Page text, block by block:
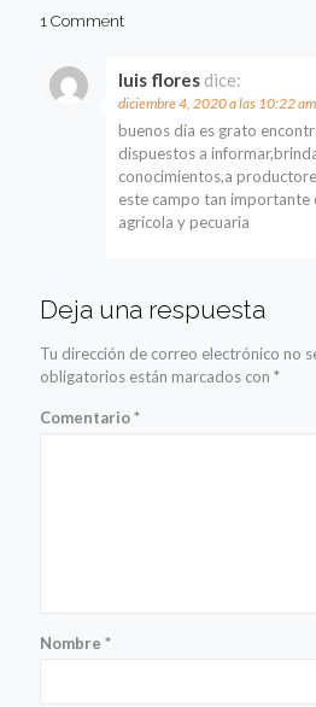
1 Comment
luis flores dice:
diciembre 4, 2020 a las 10:22 am
buenos día es grato
dispuestos a
conocimientos,a
este campo tan importante
agrícola y pecuaria
Deja una respuesta
Tu dirección de correo electrónico no
obligatorios están marcados con *
Comentario*
Nombre *